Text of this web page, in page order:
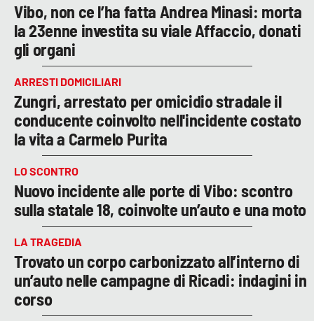
Vibo, non ce l’ha fatta Andrea Minasi: morta
la 23enne investita su viale Affaccio, donati
gli organi
ARRESTI DOMICILIARI
Zungri, arrestato per omicidio stradale il
conducente coinvolto nell'incidente costato
la vita a Carmelo Purita
LO SCONTRO
Nuovo incidente alle porte di Vibo: scontro
sulla statale 18, coinvolte un’auto e una moto
LA TRAGEDIA
Trovato un corpo carbonizzato all’interno di
un’auto nelle campagne di Ricadi: indagini in
corso